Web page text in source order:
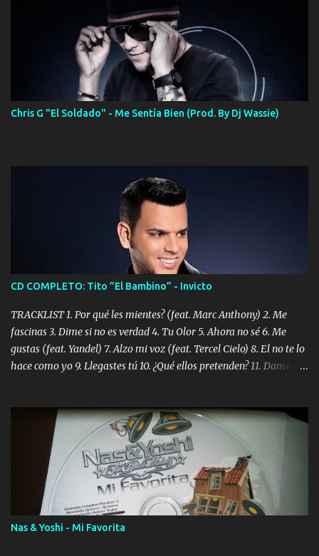
Chris G "El Soldado" - Me Sentía Bien (Prod. By Dj Wassie)
CD COMPLETO: Tito ”El Bambino” - Invicto
TRACKLIST 1. Por qué les mientes? (feat. Marc Anthony) 2. Me
fascinas 3. Dime si no es verdad 4. Tu Olor 5. Ahora no sé 6. Me
gustas (feat. Yandel) 7. Alzo mi voz (feat. Tercel Cielo) 8. El no te lo
hace como yo 9. Llegastes tú 10. ¿Qué ellos pretenden? 11. Dame la
Digital Booklet – Invicto ----------------------------- Nota:
Album proposto al massimo della qualità in formato iTunes Plus
AAC M4A; comprato su iTunes e a disposizione vostra per il
download. REGGAETON ITALIA Nosotros Somos Los Del
Momento!
Nas & Yoshi - Mi Favorita